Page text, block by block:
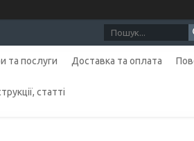
та послуги Доставка та оплата
статті